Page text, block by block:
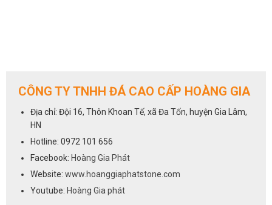
CÔNG TY TNHH ĐÁ CAO CẤP HOÀNG GIA
Địa chỉ: Đội 16, Thôn Khoan Tế, xã Đa Tốn, huyện Gia Lâm,
HN
Hotline: 0972 101 656
Facebook: Hoàng Gia Phát
Website: www.hoanggiaphatstone.com
Youtube: Hoàng Gia phát